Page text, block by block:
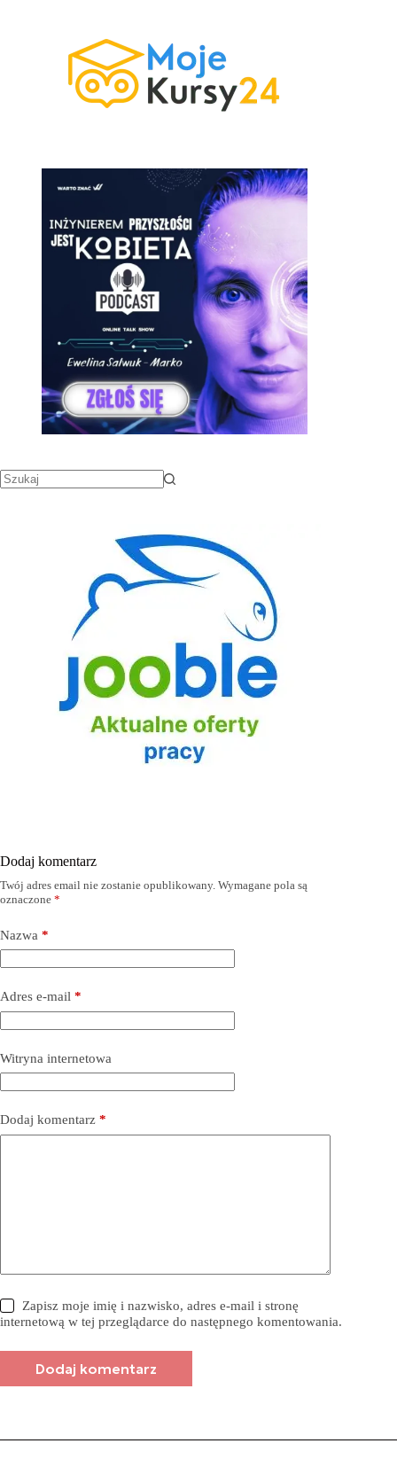
Dodaj komentarz
Twój adres email nie zostanie opublikowany. Wymagane pola są
oznaczone *
Nazwa *
Adres e-mail *
Witryna internetowa
Dodaj komentarz *
Zapisz moje imię i nazwisko, adres e-mail i stronę
internetową w tej przeglądarce do następnego komentowania.
Dodaj komentarz